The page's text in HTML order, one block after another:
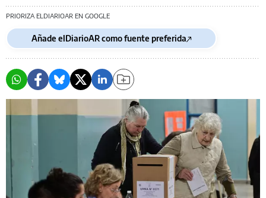
PRIORIZA ELDIARIOAR EN GOOGLE
Añade elDiarioAR como fuente preferida